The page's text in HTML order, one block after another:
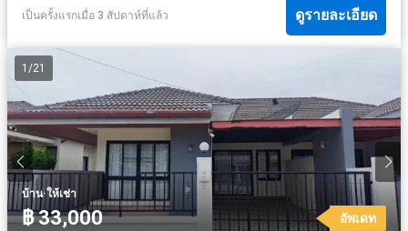
เป็นครั้งแรกเมื่อ 3 สัปดาห์ที่แล้ว ดูรายละเอียด
1 /21
บ้าน·ให้เช่า
฿ 33,000 อัพเดท